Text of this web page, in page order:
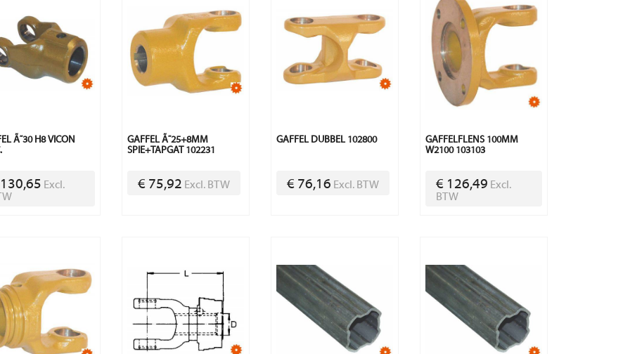
Ã˜30 H8 VICON
Excl.
GAFFEL Ã˜25+8MM
SPIE+TAPGAT 102231
€ 75,92 Excl. BTW
GAFFEL DUBBEL 102800
€ 76,16 Excl. BTW
GAFFELFLENS 100MM
W2100 103103
€ 126,49 Excl.
BTW